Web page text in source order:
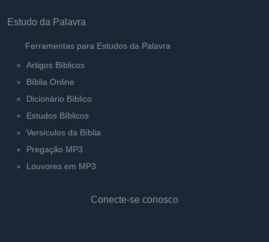
Estudo da Palavra
Ferramentas para Estudos da Palavra
Artigos Bíblicos
Bíblia Online
Dicionário Bíblico
Estudos Bíblicos
Versículos da Bíblia
Pregação MP3
Louvores em MP3
Conecte-se conosco